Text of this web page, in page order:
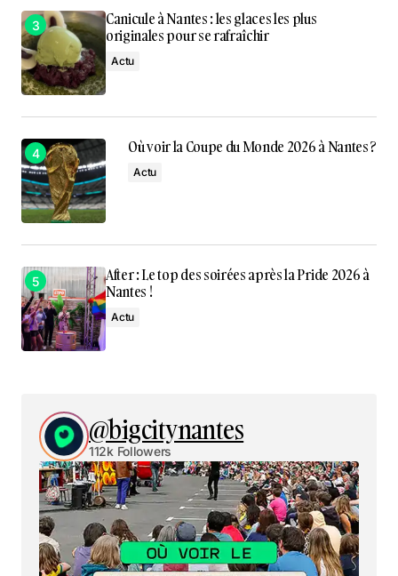
Canicule à Nantes : les glaces les plus
originales pour se rafraîchir
Actu
Où voir la Coupe du Monde 2026 à Nantes ?
Actu
After : Le top des soirées après la Pride 2026 à
Nantes !
Actu
@bigcitynantes
112k Followers